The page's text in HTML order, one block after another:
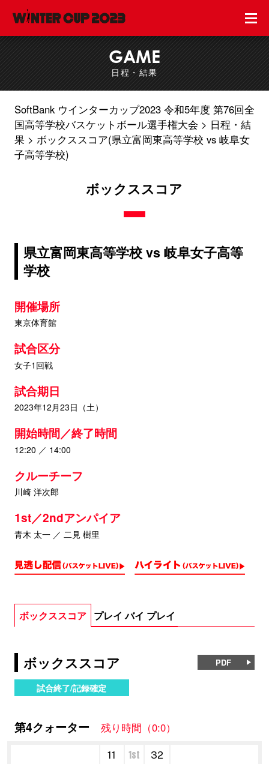
GAME
日程・結果
SoftBank ウインターカップ2023 令和5年度 第76回全
国高等学校バスケットボール選手権大会
日程・結
果
ボックススコア(県立富岡東高等学校 vs 岐阜女
子高等学校)
ボックススコア
県立富岡東高等学校 vs 岐阜女子高等
学校
開催場所
東京体育館
試合区分
女子1回戦
試合期日
2023年12月23日（土）
開始時間／終了時間
12:20 ／ 14:00
クルーチーフ
川崎 洋次郎
1st／2ndアンパイア
青木 太一 ／ 二見 樹里
ボックススコア プレイ バイ プレイ
ボックススコア PDF
試合終了/記録確定
第4クォーター 残り時間（0:0）
11 1st
32